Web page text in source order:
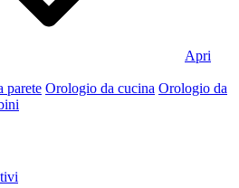
Apri
parete Orologio da cucina Orologio da